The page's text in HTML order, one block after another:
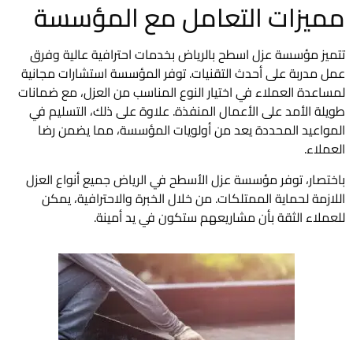
مميزات التعامل مع المؤسسة
تتميز مؤسسة عزل اسطح بالرياض بخدمات احترافية عالية وفرق
عمل مدربة على أحدث التقنيات. توفر المؤسسة استشارات مجانية
لمساعدة العملاء في اختيار النوع المناسب من العزل، مع ضمانات
طويلة الأمد على الأعمال المنفذة. علاوة على ذلك، التسليم في
المواعيد المحددة يعد من أولويات المؤسسة، مما يضمن رضا
العملاء.
باختصار، توفر مؤسسة عزل الأسطح في الرياض جميع أنواع العزل
اللازمة لحماية الممتلكات. من خلال الخبرة والاحترافية، يمكن
للعملاء الثقة بأن مشاريعهم ستكون في يد أمينة.